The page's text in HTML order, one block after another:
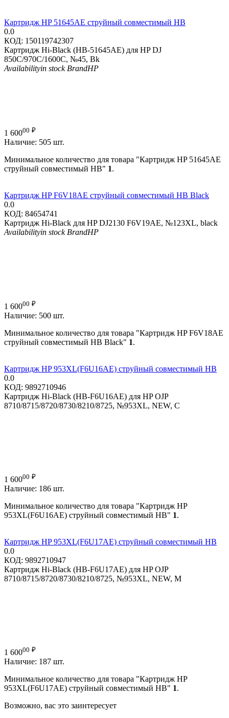
Картридж HP 51645AE струйный совместимый HB
0.0
КОД: 150119742307
Картридж Hi-Black (HB-51645AE) для HP DJ
850C/970C/1600C, №45, Bk
Availabilityin stock BrandHP
1 60000 ₽
Наличие: 505 шт.
Минимальное количество для товара "Картридж HP 51645AE
струйный совместимый HB" 1.
Картридж HP F6V18AE струйный совместимый HB Black
0.0
КОД: 84654741
Картридж Hi-Black для HP DJ2130 F6V19AE, №123XL, black
Availabilityin stock BrandHP
1 60000 ₽
Наличие: 500 шт.
Минимальное количество для товара "Картридж HP F6V18AE
струйный совместимый HB Black" 1.
Картридж HP 953XL(F6U16AE) струйный совместимый HB
0.0
КОД: 9892710946
Картридж Hi-Black (HB-F6U16AE) для HP OJP
8710/8715/8720/8730/8210/8725, №953XL, NEW, C
1 60000 ₽
Наличие: 186 шт.
Минимальное количество для товара "Картридж HP
953XL(F6U16AE) струйный совместимый HB" 1.
Картридж HP 953XL(F6U17AE) струйный совместимый HB
0.0
КОД: 9892710947
Картридж Hi-Black (HB-F6U17AE) для HP OJP
8710/8715/8720/8730/8210/8725, №953XL, NEW, M
1 60000 ₽
Наличие: 187 шт.
Минимальное количество для товара "Картридж HP
953XL(F6U17AE) струйный совместимый HB" 1.
Возможно, вас это заинтересует